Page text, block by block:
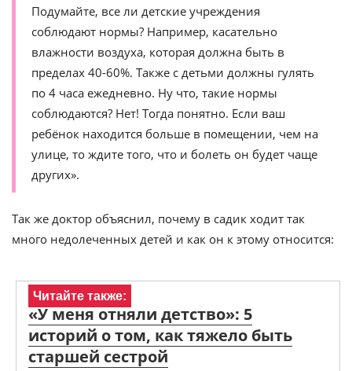
Подумайте, все ли детские учреждения
соблюдают нормы? Например, касательно
влажности воздуха, которая должна быть в
пределах 40-60%. Также с детьми должны гулять
по 4 часа ежедневно. Ну что, такие нормы
соблюдаются? Нет! Тогда понятно. Если ваш
ребёнок находится больше в помещении, чем на
улице, то ждите того, что и болеть он будет чаще
других».
Так же доктор объяснил, почему в садик ходит так
много недолеченных детей и как он к этому относится:
Читайте также:
«У меня отняли детство»: 5
историй о том, как тяжело быть
старшей сестрой